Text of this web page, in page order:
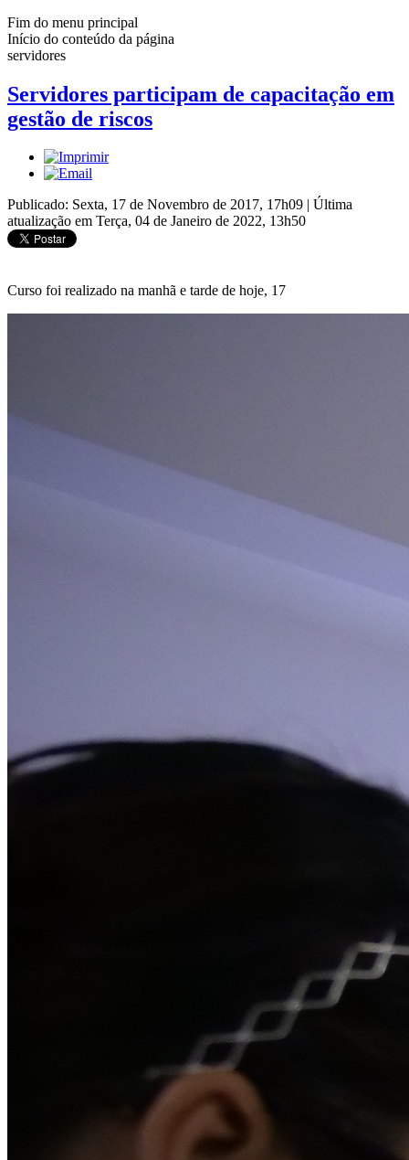
Fim do menu principal
Início do conteúdo da página
servidores
Servidores participam de capacitação em
gestão de riscos
Publicado: Sexta, 17 de Novembro de 2017, 17h09 | Última
atualização em Terça, 04 de Janeiro de 2022, 13h50
Curso foi realizado na manhã e tarde de hoje, 17